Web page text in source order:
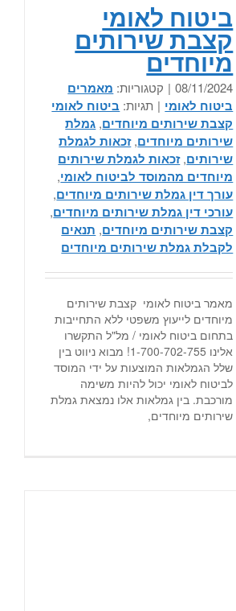
ביטוח לאומי
קצבת שירותים
מיוחדים
08/11/2024
| קטגוריות: מאמרים
ביטוח לאומי | תגיות: ביטוח לאומי
קצבת שירותים מיוחדים, גמלת
שירותים מיוחדים,זכאות לגמלת
שירותים,זכאות לגמלת שירותים
מיוחדים מהמוסד לביטוח לאומי,
עורך דין גמלת שירותים מיוחדים,
עורכי דין גמלת שירותים מיוחדים,
קצבת שירותים מיוחדים, תנאים
לקבלת גמלת שירותים מיוחדים
מאמר ביטוח לאומי קצבת שירותים
מיוחדים לייעוץ משפטי ללא התחייבות
בתחום ביטוח לאומי / מל"ל התקשרו
אלינו 1-700-702-755! מבוא ניווט בין
שלל הגמלאות המוצעות על ידי המוסד
לביטוח לאומי יכול להיות משימה
מורכבת. בין גמלאות אלו נמצאת גמלת
שירותים מיוחדים,